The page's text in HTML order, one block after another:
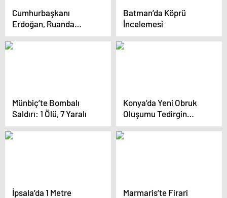
Cumhurbaşkanı
Erdoğan, Ruanda
Cumhurbaşkanı
Kagame ile ortak basın
Batman’da Köprü
İncelemesi
Münbiç’te Bombalı
Saldırı: 1 Ölü, 7 Yaralı
Konya’da Yeni Obruk
Oluşumu Tedirgin
Ediyor
İpsala’da 1 Metre
Marmaris’te Firari